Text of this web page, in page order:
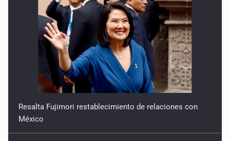
Resalta Fujimori restablecimiento de relaciones con
México